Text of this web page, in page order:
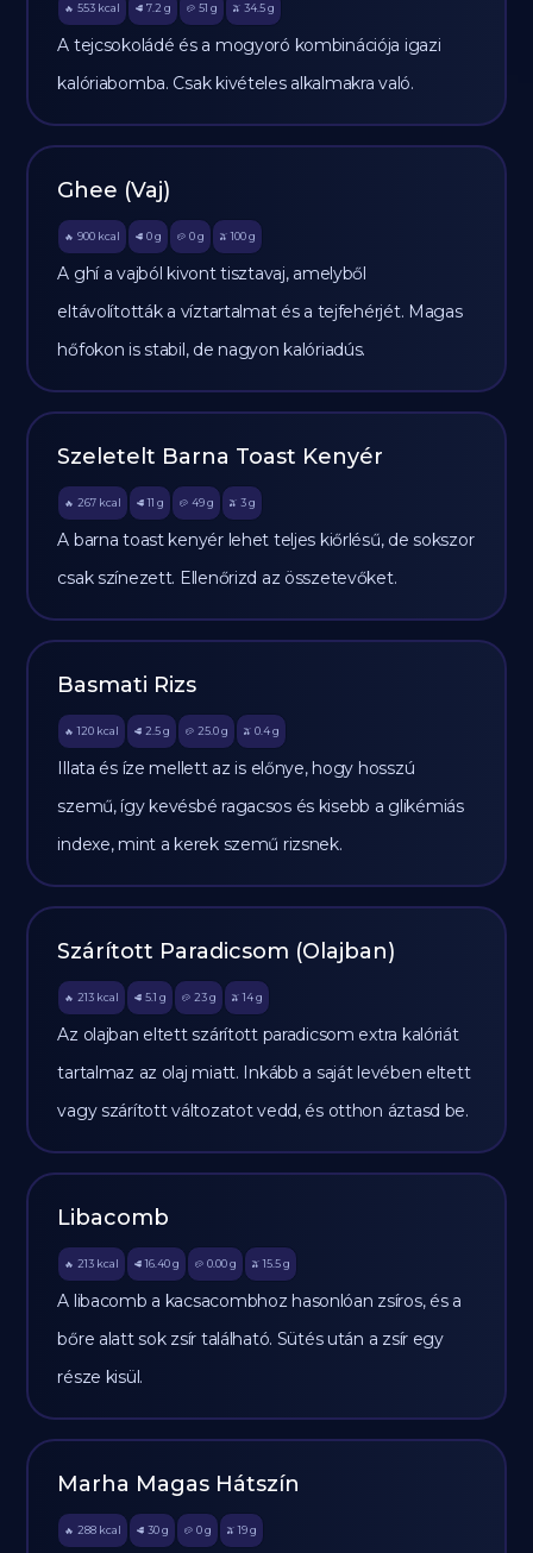
🔥 553 kcal 🥩 7.2 g 🥔 51 g 🫒 34.5 g
A tejcsokoládé és a mogyoró kombinációja igazi
kalóriabomba. Csak kivételes alkalmakra való.
Ghee (Vaj)
🔥 900 kcal 🥩 0 g 🥔 0g 🫒 100 g
A ghí a vajból kivont tisztavaj, amelyből
eltávolították a víztartalmat és a tejfehérjét. Magas
hőfokon is stabil, de nagyon kalóriadús.
Szeletelt Barna Toast Kenyér
🔥 267 kcal 🥩 11 g 🥔 49g 🫒 3 g
A barna toast kenyér lehet teljes kiőrlésű, de sokszor
csak színezett. Ellenőrizd az összetevőket.
Basmati Rizs
🔥 120 kcal 🥩 2.5 g 🥔 25.0g 🫒 0.4 g
Illata és íze mellett az is előnye, hogy hosszú
szemű, így kevésbé ragacsos és kisebb a glikémiás
indexe, mint a kerek szemű rizsnek.
Szárított Paradicsom (Olajban)
🔥 213 kcal 🥩 5.1 g 🥔 23g 🫒 14 g
Az olajban eltett szárított paradicsom extra kalóriát
tartalmaz az olaj miatt. Inkább a saját levében eltett
vagy szárított változatot vedd, és otthon áztasd be.
Libacomb
🔥 213 kcal 🥩 16.40 g 🥔 0.00g 🫒 15.5 g
A libacomb a kacsacombhoz hasonlóan zsíros, és a
bőre alatt sok zsír található. Sütés után a zsír egy
része kisül.
Marha Magas Hátszín
🔥 288 kcal 🥩 30 g 🥔 0g 🫒 19 g